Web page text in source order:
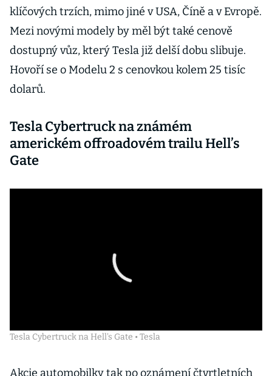
klíčových trzích, mimo jiné v USA, Číně a v Evropě.
Mezi novými modely by měl být také cenově
dostupný vůz, který Tesla již delší dobu slibuje.
Hovoří se o Modelu 2 s cenovkou kolem 25 tisíc
dolarů.
Tesla Cybertruck na známém
americkém offroadovém trailu Hell’s
Gate
Tesla Cybertruck na Hell's Gate • Tesla
Akcie automobilky tak po oznámení čtvrtletních